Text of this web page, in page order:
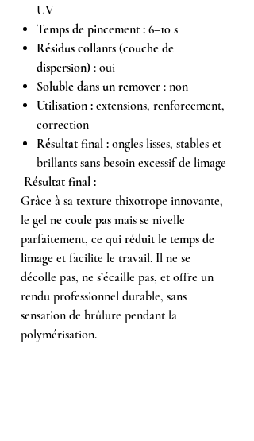
UV
Temps de pincement : 6–10 s
Résidus collants (couche de
dispersion) : oui
Soluble dans un remover : non
Utilisation : extensions, renforcement,
correction
Résultat final : ongles lisses, stables et
brillants sans besoin excessif de limage
Résultat final :
Grâce à sa texture thixotrope innovante,
le gel ne coule pas mais se nivelle
parfaitement, ce qui réduit le temps de
limage et facilite le travail. Il ne se
décolle pas, ne s’écaille pas, et offre un
rendu professionnel durable, sans
sensation de brûlure pendant la
polymérisation.